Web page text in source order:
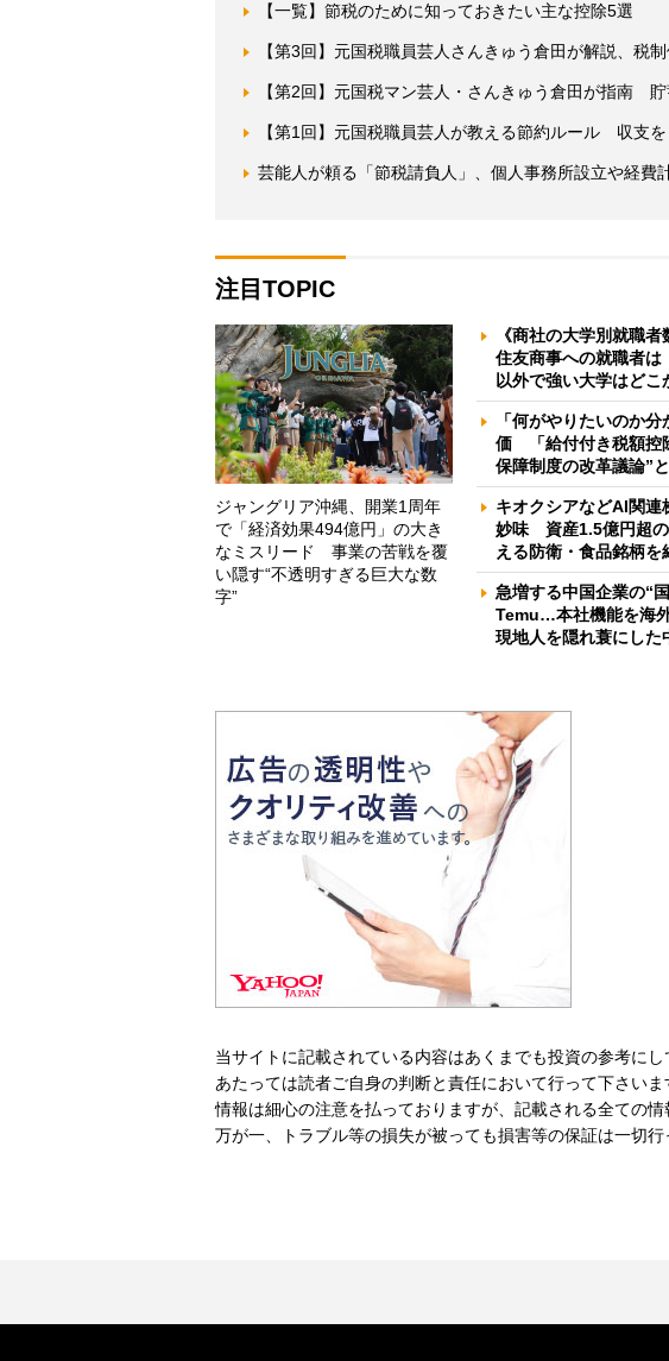
【一覧】節税のために知っておきたい主な控除5選
【第3回】元国税職員芸人さんきゅう倉田が解説、税
【第2回】元国税マン芸人・さんきゅう倉田が指南 貯
【第1回】元国税職員芸人が教える節約ルール 収支
芸能人が頼る「節税請負人」、個人事務所設立や経費
注目TOPIC
ジャングリア沖縄、開業1周年
で「経済効果494億円」の大き
なミスリード 事業の苦戦を覆
い隠す“不透明すぎる巨大な数
字”
《商社の大学別就職
住友商事への就職者
以外で強い大学はどこ
「何がやりたいのか
価 「給付付き税額控
保障制度の改革議論”
キオクシアなどAI関連
妙味 資産1.5億円超の
える防衛・食品銘柄を
急増する中国企業の“
Temu…本社機能を海
現地人を隠れ蓑にした
当サイトに記載されている内容はあくまでも投資の参考に
あたっては読者ご自身の判断と責任において行って下さい
情報は細心の注意を払っておりますが、記載される全ての
万が一、トラブル等の損失が被っても損害等の保証は一切